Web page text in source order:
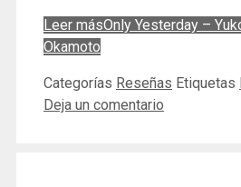
Leer másOnly Yesterday –
Okamoto
Categorías Reseñas Etiquetas
Deja un comentario